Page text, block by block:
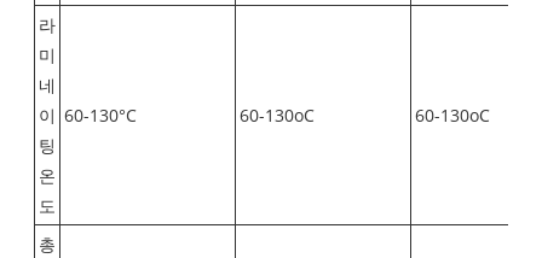
라
미
네
이
팅
온
도
60-130°C 60-130oC 60-130oC
총